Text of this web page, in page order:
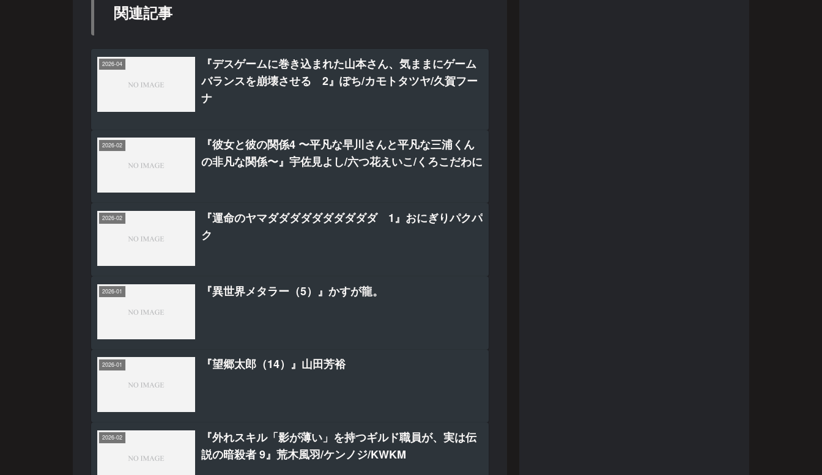
関連記事
2026-04
『デスゲームに巻き込まれた山本さん、気ままにゲーム
バランスを崩壊させる 2』ぽち/カモトタツヤ/久賀フー
ナ
2026-02
『彼女と彼の関係4 〜平凡な早川さんと平凡な三浦くん
の非凡な関係〜』宇佐見よし/六つ花えいこ/くろこだわに
2026-02
『運命のヤマダダダダダダダダダダ 1』おにぎりパクパ
ク
2026-01 『異世界メタラー（5）』かすが龍。
2026-01 『望郷太郎（14）』山田芳裕
2026-02
『外れスキル「影が薄い」を持つギルド職員が、実は伝
説の暗殺者 9』荒木風羽/ケンノジ/KWKM